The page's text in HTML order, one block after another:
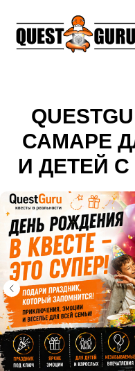
САМАРЕ
И ДЕТЕЙ